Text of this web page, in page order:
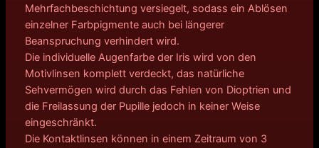
Mehrfachbeschichtung versiegelt, sodass ein Ablösen
einzelner Farbpigmente auch bei längerer
Beanspruchung verhindert wird.
Die individuelle Augenfarbe der Iris wird von den
Motivlinsen komplett verdeckt, das natürliche
Sehvermögen wird durch das Fehlen von Dioptrien und
die Freilassung der Pupille jedoch in keiner Weise
eingeschränkt.
Die Kontaktlinsen können in einem Zeitraum von 3